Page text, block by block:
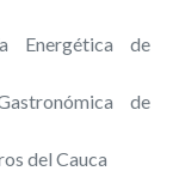
Energética de
de
del Cauca